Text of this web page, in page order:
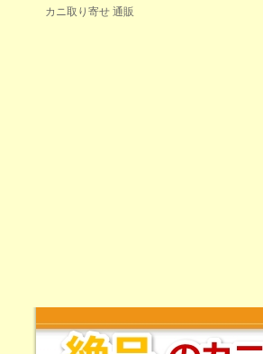
カニ取り寄せ 通販